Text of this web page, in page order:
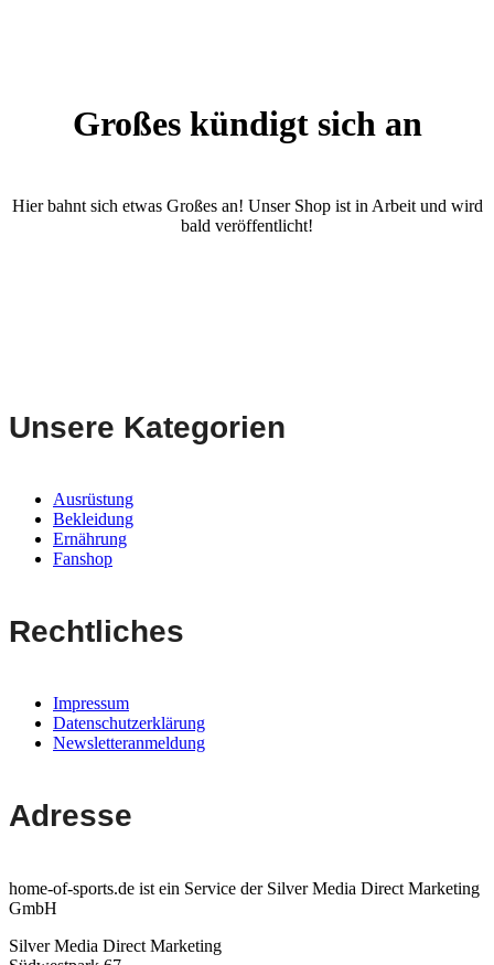
Großes kündigt sich an
Hier bahnt sich etwas Großes an! Unser Shop ist in Arbeit und wird
bald veröffentlicht!
Unsere Kategorien
Ausrüstung
Bekleidung
Ernährung
Fanshop
Rechtliches
Impressum
Datenschutzerklärung
Newsletteranmeldung
Adresse
home-of-sports.de ist ein Service der Silver Media Direct Marketing
GmbH
Silver Media Direct Marketing